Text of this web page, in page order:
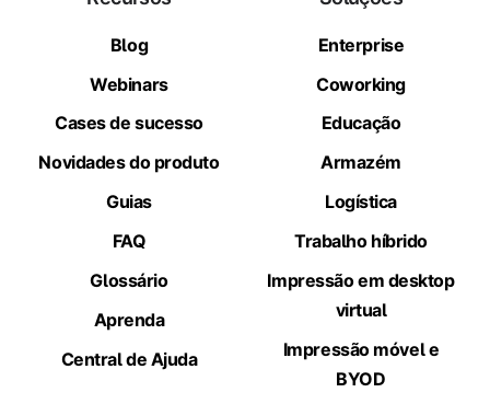
Blog
Webinars
Cases de sucesso
Novidades do produto
Guias
FAQ
Glossário
Aprenda
Central de Ajuda
Enterprise
Coworking
Educação
Armazém
Logística
Trabalho híbrido
Impressão em desktop
virtual
Impressão móvel e
BYOD